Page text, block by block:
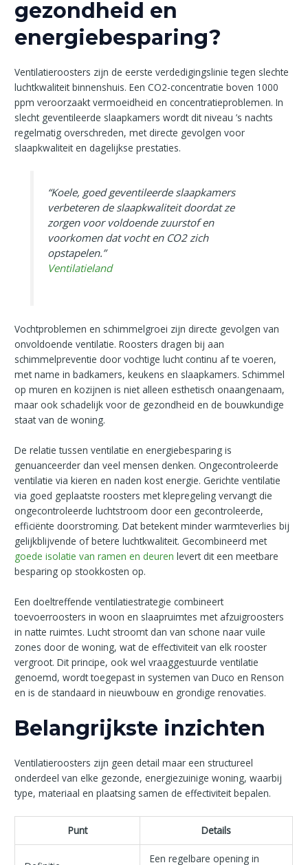
gezondheid en
energiebesparing?
Ventilatieroosters zijn de eerste verdedigingslinie tegen slechte
luchtkwaliteit binnenshuis. Een CO2-concentratie boven 1000
ppm veroorzaakt vermoeidheid en concentratieproblemen. In
slecht geventileerde slaapkamers wordt dit niveau ’s nachts
regelmatig overschreden, met directe gevolgen voor
slaapkwaliteit en dagelijkse prestaties.
“Koele, goed geventileerde slaapkamers
verbeteren de slaapkwaliteit doordat ze
zorgen voor voldoende zuurstof en
voorkomen dat vocht en CO2 zich
opstapelen.”
Ventilatieland
Vochtproblemen en schimmelgroei zijn directe gevolgen van
onvoldoende ventilatie. Roosters dragen bij aan
schimmelpreventie door vochtige lucht continu af te voeren,
met name in badkamers, keukens en slaapkamers. Schimmel
op muren en kozijnen is niet alleen esthetisch onaangenaam,
maar ook schadelijk voor de gezondheid en de bouwkundige
staat van de woning.
De relatie tussen ventilatie en energiebesparing is
genuanceerder dan veel mensen denken. Ongecontroleerde
ventilatie via kieren en naden kost energie. Gerichte ventilatie
via goed geplaatste roosters met klepregeling vervangt die
ongecontroleerde luchtstroom door een gecontroleerde,
efficiënte doorstroming. Dat betekent minder warmteverlies bij
gelijkblijvende of betere luchtkwaliteit. Gecombineerd met
goede isolatie van ramen en deuren levert dit een meetbare
besparing op stookkosten op.
Een doeltreffende ventilatiestrategie combineert
toevoerroosters in woon en slaapruimtes met afzuigroosters
in natte ruimtes. Lucht stroomt dan van schone naar vuile
zones door de woning, wat de effectiviteit van elk rooster
vergroot. Dit principe, ook wel vraaggestuurde ventilatie
genoemd, wordt toegepast in systemen van Duco en Renson
en is de standaard in nieuwbouw en grondige renovaties.
Belangrijkste inzichten
Ventilatieroosters zijn geen detail maar een structureel
onderdeel van elke gezonde, energiezuinige woning, waarbij
type, materiaal en plaatsing samen de effectiviteit bepalen.
Punt Details
Een regelbare opening in